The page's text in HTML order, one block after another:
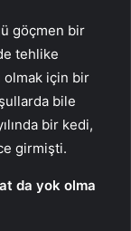
göçmen bir
tehlike
olmak için bir
bile
bir kedi,
girmişti.
da yok olma